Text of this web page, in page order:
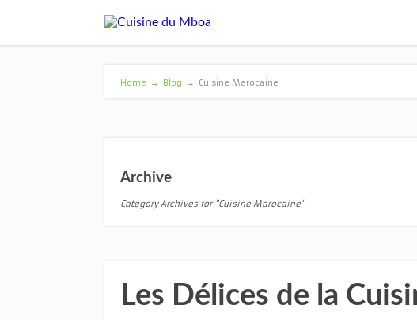
Home → Blog → Cuisine Marocaine
Archive
Category Archives for "Cuisine Marocaine"
Les Délices de la